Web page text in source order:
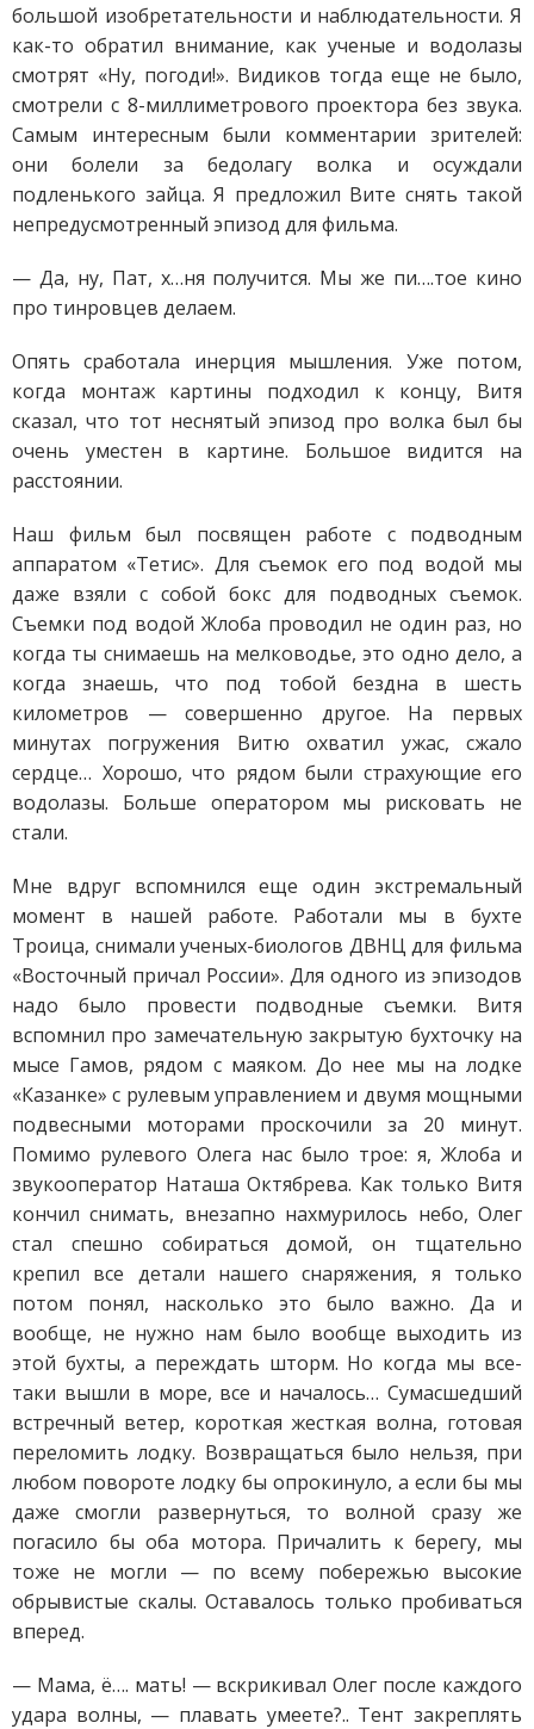
большой изобретательности и наблюдательности. Я
как-то обратил внимание, как ученые и водолазы
смотрят «Ну, погоди!». Видиков тогда еще не было,
смотрели с 8-миллиметрового проектора без звука.
Самым интересным были комментарии зрителей:
они болели за бедолагу волка и осуждали
подленького зайца. Я предложил Вите снять такой
непредусмотренный эпизод для фильма.
— Да, ну, Пат, х…ня получится. Мы же пи….тое кино
про тинровцев делаем.
Опять сработала инерция мышления. Уже потом,
когда монтаж картины подходил к концу, Витя
сказал, что тот неснятый эпизод про волка был бы
очень уместен в картине. Большое видится на
расстоянии.
Наш фильм был посвящен работе с подводным
аппаратом «Тетис». Для съемок его под водой мы
даже взяли с собой бокс для подводных съемок.
Съемки под водой Жлоба проводил не один раз, но
когда ты снимаешь на мелководье, это одно дело, а
когда знаешь, что под тобой бездна в шесть
километров — совершенно другое. На первых
минутах погружения Витю охватил ужас, сжало
сердце… Хорошо, что рядом были страхующие его
водолазы. Больше оператором мы рисковать не
стали.
Мне вдруг вспомнился еще один экстремальный
момент в нашей работе. Работали мы в бухте
Троица, снимали ученых-биологов ДВНЦ для фильма
«Восточный причал России». Для одного из эпизодов
надо было провести подводные съемки. Витя
вспомнил про замечательную закрытую бухточку на
мысе Гамов, рядом с маяком. До нее мы на лодке
«Казанке» с рулевым управлением и двумя мощными
подвесными моторами проскочили за 20 минут.
Помимо рулевого Олега нас было трое: я, Жлоба и
звукооператор Наташа Октябрева. Как только Витя
кончил снимать, внезапно нахмурилось небо, Олег
стал спешно собираться домой, он тщательно
крепил все детали нашего снаряжения, я только
потом понял, насколько это было важно. Да и
вообще, не нужно нам было вообще выходить из
этой бухты, а переждать шторм. Но когда мы все-
таки вышли в море, все и началось… Сумасшедший
встречный ветер, короткая жесткая волна, готовая
переломить лодку. Возвращаться было нельзя, при
любом повороте лодку бы опрокинуло, а если бы мы
даже смогли развернуться, то волной сразу же
погасило бы оба мотора. Причалить к берегу, мы
тоже не могли — по всему побережью высокие
обрывистые скалы. Оставалось только пробиваться
вперед.
— Мама, ё…. мать! — вскрикивал Олег после каждого
удара волны, — плавать умеете?.. Тент закреплять